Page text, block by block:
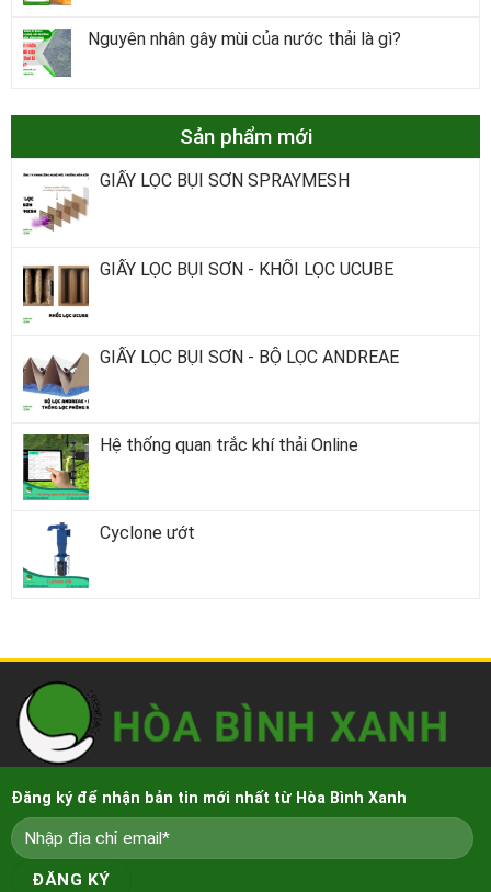
Nguyên nhân gây mùi của nước thải là gì?
Sản phẩm mới
GIẤY LỌC BỤI SƠN SPRAYMESH
GIẤY LỌC BỤI SƠN - KHỐI LỌC UCUBE
GIẤY LỌC BỤI SƠN - BỘ LỌC ANDREAE
Hệ thống quan trắc khí thải Online
Cyclone ướt
Đăng ký để nhận bản tin mới nhất từ Hòa Bình Xanh